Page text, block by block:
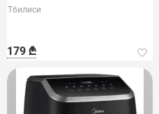
Тбилиси
179 ₾